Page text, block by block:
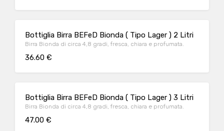
Bottiglia Birra BEFeD Bionda ( Tipo Lager ) 2 Litri
Birra Bionda di circa 4,8 gradi, fresca, chiara e profumata.
36.60 €
Bottiglia Birra BEFeD Bionda ( Tipo Lager ) 3 Litri
Birra Bionda di circa 4,8 gradi, fresca, chiara e profumata.
47.00 €